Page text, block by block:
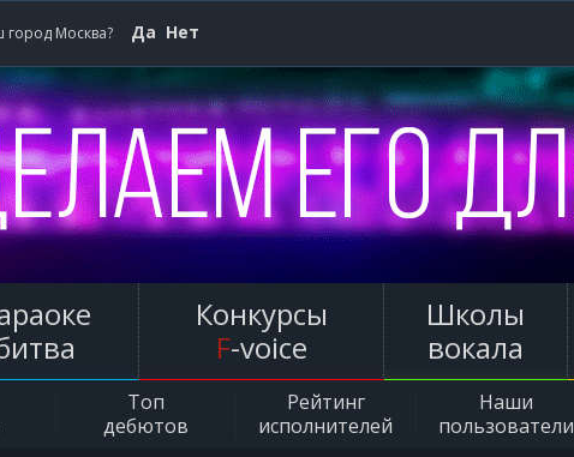
город Москва? Да Нет
Конкурсы
F-voice
Школы
вокала
Топ
дебютов
Рейтинг
исполнителей
Наши
пользователи